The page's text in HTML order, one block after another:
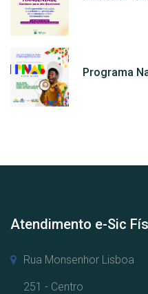
Programa
Atendimento e-Sic
Rua Monsenhor Lisboa
251 - Centro